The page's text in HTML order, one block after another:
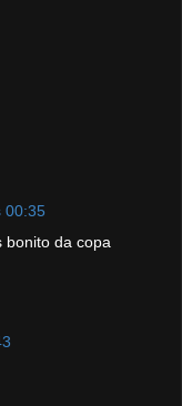
00:35
bonito da copa